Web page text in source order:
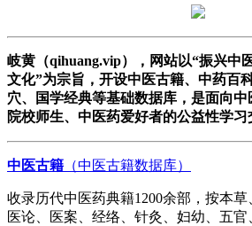
岐黄（qihuang.vip），网站以“振兴中
文化”为宗旨，开设中医古籍、中药百
穴、国学经典等基础数据库，是面向
院校师生、中医药爱好者的公益性学习
中医古籍 （中医古籍数据库）
收录历代中医药典籍1200余部，按本草
医论、医案、经络、针灸、妇幼、五